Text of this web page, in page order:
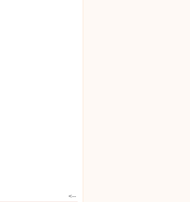
-->